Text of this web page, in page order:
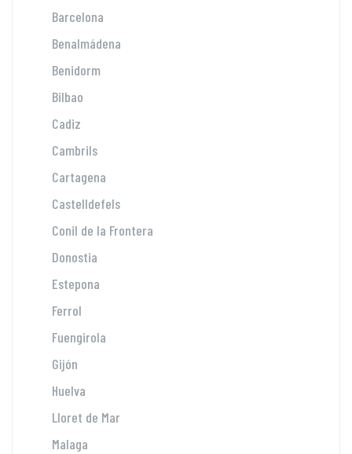
Barcelona
Benalmádena
Benidorm
Bilbao
Cadiz
Cambrils
Cartagena
Castelldefels
Conil de la Frontera
Donostia
Estepona
Ferrol
Fuengirola
Gijón
Huelva
Lloret de Mar
Malaga